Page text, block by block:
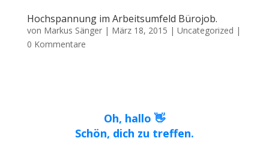
Hochspannung im Arbeitsumfeld Bürojob.
von Markus Sänger| März 18, 2015 | Uncategorized |
0 Kommentare
Oh, hallo 👋
Schön, dich zu treffen.